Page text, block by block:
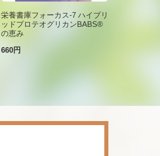
栄養書庫フォーカス-7 ハイブリ
ッドプロテオグリカンBABS®
の恵み
660円